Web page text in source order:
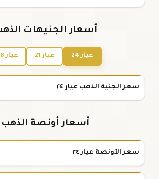
أسعار الجنيهات
عيار 24 عيار 21 عيار 18
سعر الجنية الذهب عيار ٢٤
أسعار أونصة الذهب
سعر الأونصة عيار ٢٤